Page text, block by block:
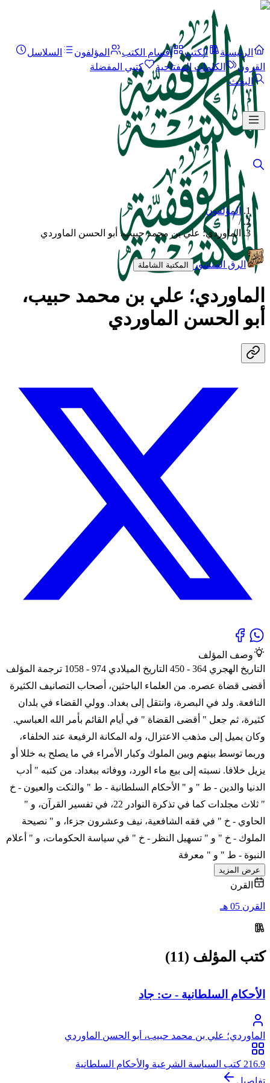
الرئيسية الكتب أقسام الكتب المؤلفون
السلاسل
القرون
الكلمات المفتاحية
كتبي المفضلة
البحث
المؤلفون
/
الماوردي؛ علي بن محمد حبيب، أبو الحسن الماوردي
الرق المنشور المكتبة الشاملة
الماوردي؛ علي بن محمد حبيب،
أبو الحسن الماوردي
وصف المؤلف
التاريخ الهجري 364 - 450 التاريخ الميلادي 974 - 1058 ترجمة المؤلف
أقضى قضاة عصره. من العلماء الباحثين، أصحاب التصانيف الكثيرة
النافعة. ولد في البصرة، وانتقل إلى بغداد. وولي القضاء في بلدان
كثيرة، ثم جعل " أقضى القضاة " في أيام القائم بأمر الله العباسي.
وكان يميل إلى مذهب الاعتزال، وله المكانة الرفيعة عند الخلفاء،
وربما توسط بينهم وبين الملوك وكبار الأمراء في ما يصلح به خللا أو
يزيل خلافا. نسبته إلى بيع ماء الورد، ووفاته ببغداد. من كتبه " أدب
الدنيا والدين - ط " و " الأحكام السلطانية - ط " والنكت والعيون - خ
" ثلاث مجلدات كما في تذكرة النوادر 22، في تفسير القرآن، و "
الحاوي - خ " في فقه الشافعية، نيف وعشرون جزءا، و " نصيحة
الملوك - خ " و " تسهيل النظر - خ " في سياسة الحكومات، و " أعلام
النبوة - ط " و " معرفة
عرض المزيد
القرن
القرن 05 هـ
كتب المؤلف (11)
الأحكام السلطانية - ت: جاد
الماوردي؛ علي بن محمد حبيب، أبو الحسن الماوردي
216.9 كتب السياسة الشرعية والأحكام السلطانية